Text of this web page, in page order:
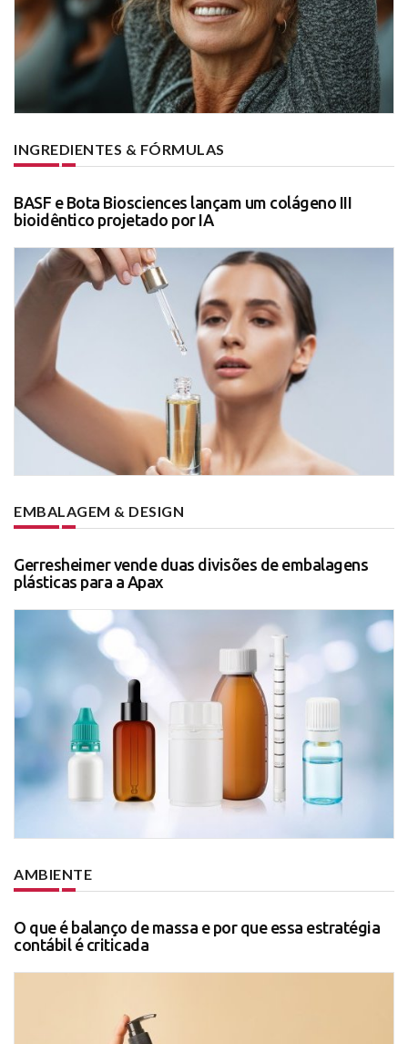
INGREDIENTES & FÓRMULAS
BASF e Bota Biosciences lançam um colágeno III
bioidêntico projetado por IA
EMBALAGEM & DESIGN
Gerresheimer vende duas divisões de embalagens
plásticas para a Apax
AMBIENTE
O que é balanço de massa e por que essa estratégia
contábil é criticada